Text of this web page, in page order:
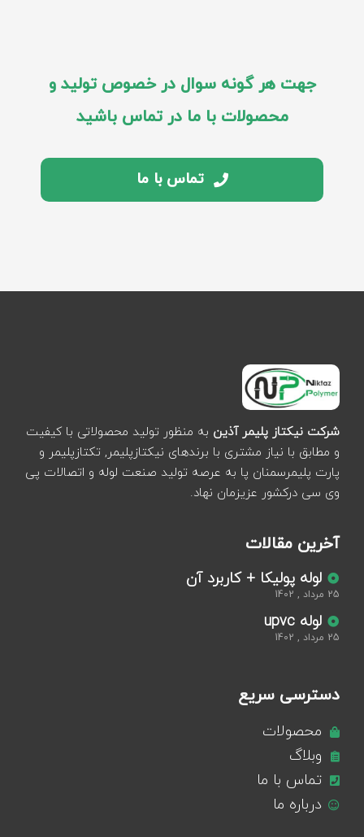
جهت هر گونه سوال در خصوص تولید و
محصولات با ما در تماس باشید
تماس با ما
شرکت نیکتاز پلیمر آذین به منظور تولید محصولاتی با کیفیت
و مطابق با نیاز مشتری با برندهای نیکتازپلیمر, تکتازپلیمر و
پارت پلیمرسمنان پا به عرصه تولید صنعت لوله و اتصالات پی
وی سی درکشور عزیزمان نهاد.
آخرین مقالات
لوله پولیکا + کاربرد آن
25 مرداد , 1402
لوله upvc
25 مرداد , 1402
دسترسی سریع
محصولات
وبلاگ
تماس با ما
درباره ما